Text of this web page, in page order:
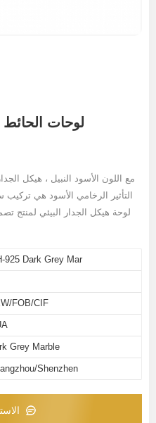
لوحات
مع اللون الأسود النبيل ، هيكل
التأثير الرخامي الأسود هي
لوحة هيكل الجدار البيئي لمنتج
925 Dark Grey Mar
FOB/CIF
Grey Marble
Shenzhen